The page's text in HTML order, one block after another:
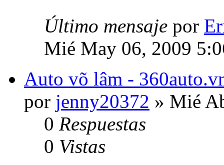
Último mensaje por
Mié May 06, 2009
Auto võ lâm -
por jenny20372 » Mié
0 Respuestas
0 Vistas